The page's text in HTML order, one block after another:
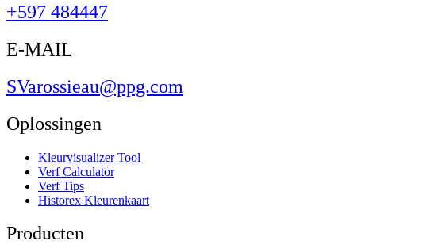
+597 484447
E-MAIL
SVarossieau@ppg.com
Oplossingen
Kleurvisualizer Tool
Verf Calculator
Verf Tips
Historex Kleurenkaart
Producten